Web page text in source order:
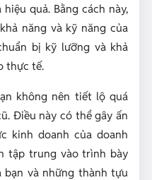
quả. Bằng cách này,
năng và kỹ năng của
bị kỹ lưỡng và khả
thực tế.
không nên tiết lộ quá
Điều này có thể gây ấn
kinh doanh của doanh
tập trung vào trình bày
bạn và những thành tựu